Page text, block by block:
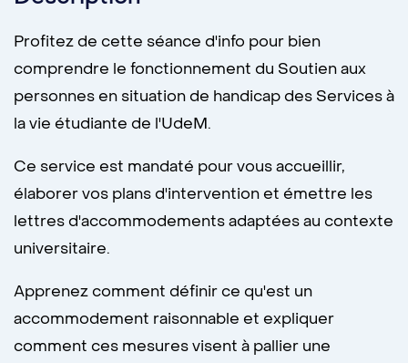
Profitez de cette séance d'info pour bien
comprendre le fonctionnement du Soutien aux
personnes en situation de handicap des Services à
la vie étudiante de l'UdeM.
Ce service est mandaté pour vous accueillir,
élaborer vos plans d'intervention et émettre les
lettres d'accommodements adaptées au contexte
universitaire.
Apprenez comment définir ce qu'est un
accommodement raisonnable et expliquer
comment ces mesures visent à pallier une